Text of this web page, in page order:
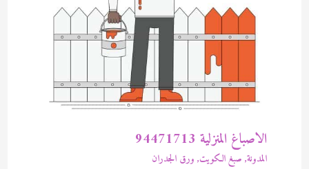
الاصباغ المنزلية 94471713
المدونة, صبغ الكويت, ورق الجدران